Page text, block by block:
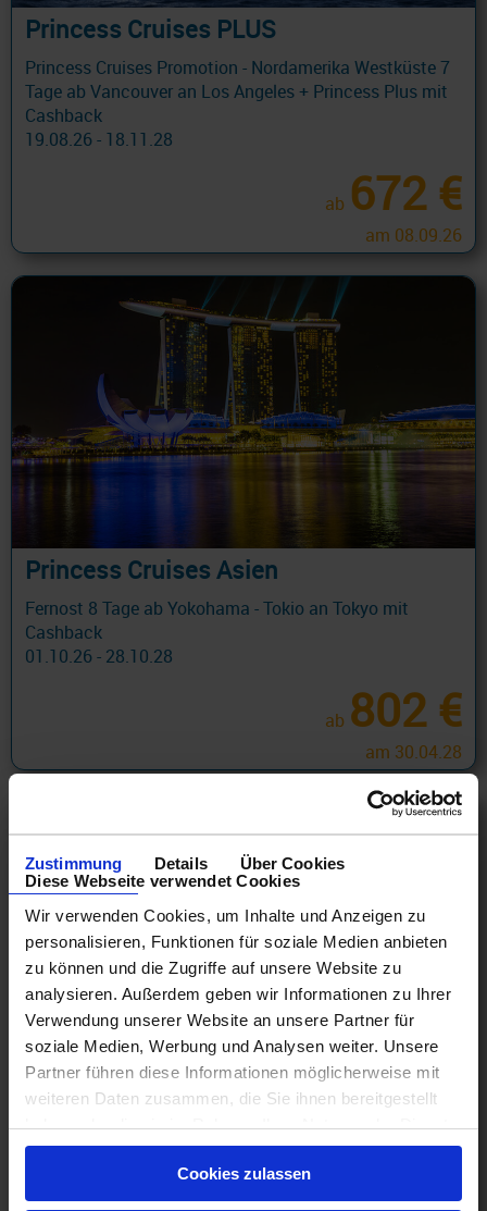
Zustimmung Details
Über Cookies
Diese Webseite verwendet Cookies
Wir verwenden Cookies, um Inhalte und Anzeigen zu
personalisieren, Funktionen für soziale Medien anbieten
zu können und die Zugriffe auf unsere Website zu
analysieren. Außerdem geben wir Informationen zu Ihrer
Verwendung unserer Website an unsere Partner für
soziale Medien, Werbung und Analysen weiter. Unsere
Partner führen diese Informationen möglicherweise mit
weiteren Daten zusammen, die Sie ihnen bereitgestellt
haben oder die sie im Rahmen Ihrer Nutzung der Dienste
gesammelt haben.
Cookies zulassen
Princess Cruises PLUS
Princess Cruises Promotion - Nordamerika Westküste 7
Tage ab Vancouver an Los Angeles + Princess Plus mit
Cashback
19.08.26 - 18.11.28
ab 672 €
am 08.09.26
Princess Cruises Asien
Fernost 8 Tage ab Yokohama - Tokio an Tokyo mit
Cashback
01.10.26 - 28.10.28
ab 802 €
am 30.04.28
Princess Cruises PREMIER
Princess Cruises Promotion - Australien und Neuseeland
3 Tage ab Brisbane an Sydney (Australien) + Princess
Premier mit Cashback
29.08.26 - 18.11.28